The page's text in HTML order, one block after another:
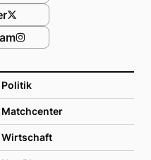
Politik
Matchcenter
Wirtschaft